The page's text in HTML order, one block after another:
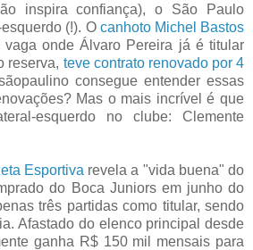
inspira confiança), o São Paulo
(!). O canhoto Michel Bastos
vaga onde Álvaro Pereira já é titular
reserva, teve contrato renovado por 4
consegue entender essas
Mas o mais incrível é que
esquerdo no clube: Clemente
Esportiva revela a "vida buena" do
do Boca Juniors em junho do
três partidas como titular, sendo
Afastado do elenco principal desde
ganha R$ 150 mil mensais para